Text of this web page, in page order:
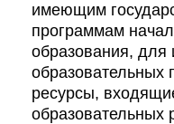
имеющим
программам
образования, для
образовательных
ресурсы,
образовательных